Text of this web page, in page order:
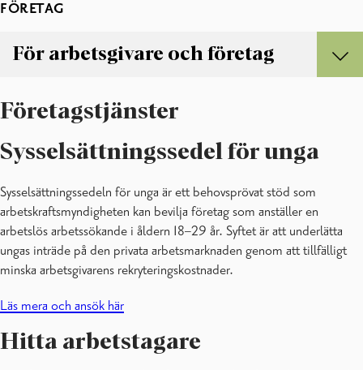
FÖRETAG
För arbetsgivare och företag
Företagstjänster
Sysselsättningssedel för unga
Sysselsättningssedeln för unga är ett behovsprövat stöd som
arbetskraftsmyndigheten kan bevilja företag som anställer en
arbetslös arbetssökande i åldern 18–29 år. Syftet är att underlätta
ungas inträde på den privata arbetsmarknaden genom att tillfälligt
minska arbetsgivarens rekryteringskostnader.
Läs mera och ansök här
Hitta arbetstagare